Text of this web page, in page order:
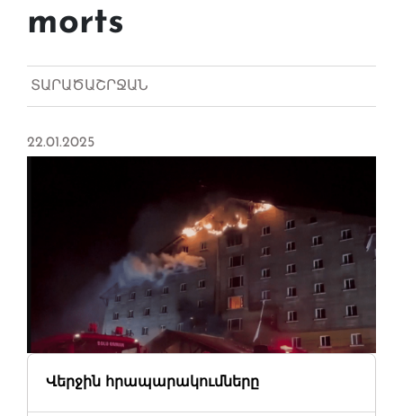
morts
ՏԱՐԱԾԱՇՐՋԱՆ
22.01.2025
Վերջին հրապարակումները